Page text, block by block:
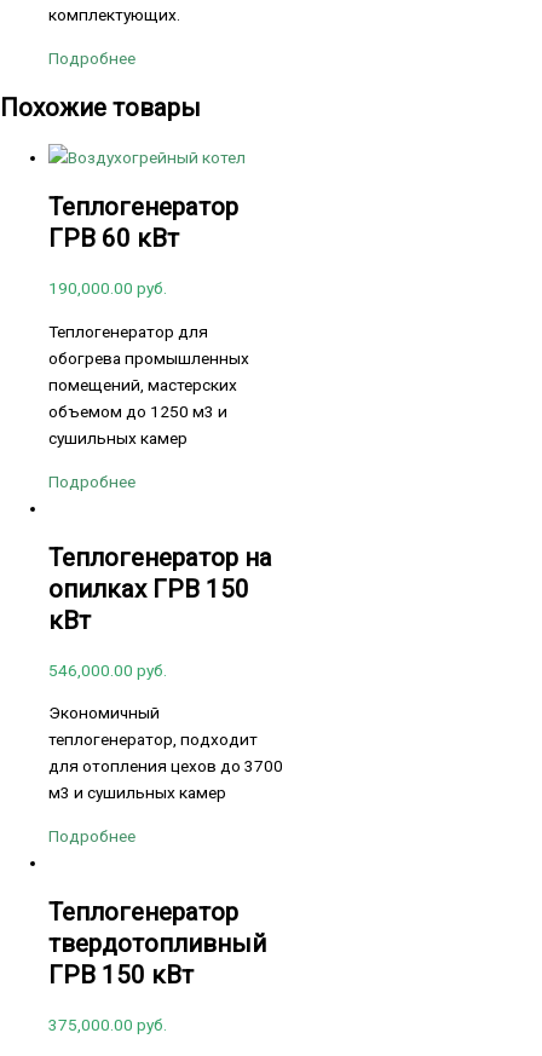
комплектующих.
Подробнее
Похожие товары
Теплогенератор
ГРВ 60 кВт
190,000.00 руб.
Теплогенератор для
обогрева промышленных
помещений, мастерских
объемом до 1250 м3 и
сушильных камер
Подробнее
Теплогенератор на
опилках ГРВ 150
кВт
546,000.00 руб.
Экономичный
теплогенератор, подходит
для отопления цехов до 3700
м3 и сушильных камер
Подробнее
Теплогенератор
твердотопливный
ГРВ 150 кВт
375,000.00 руб.